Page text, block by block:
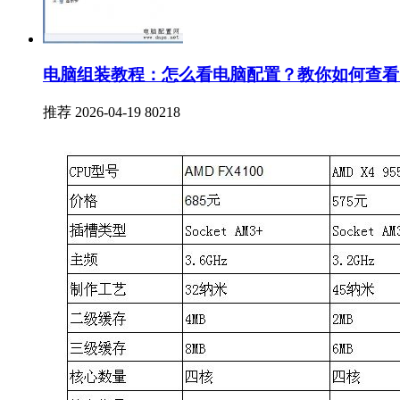
电脑组装教程：怎么看电脑配置？教你如何查
推荐 2026-04-19 80218